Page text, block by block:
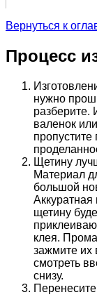
Вернуться к
Процесс
нужно
разберите.
валенок
пропустите
Щетину
Материал
большой
Аккуратная
щетину
клея.
зажмите их
смотреть
снизу.